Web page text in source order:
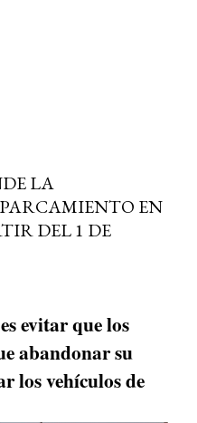
LA
EN
DEL 1 DE
evitar que los
abandonar su
los vehículos de